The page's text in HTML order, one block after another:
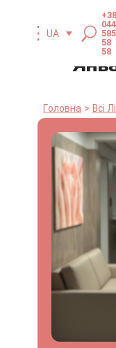
UA
+38
044
585
58
58
Головна Всі